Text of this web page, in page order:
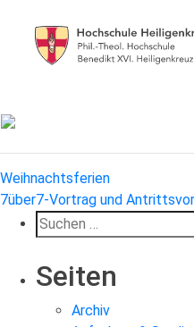
Weihnachtsferien
7über7-Vortrag und
Suchen
nach:
Seiten
Archiv